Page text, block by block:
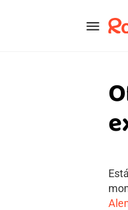
menu